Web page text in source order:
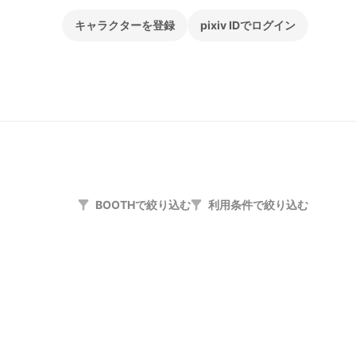
キャラクターを登録 pixiv IDでログイン
BOOTHで絞り込む 利用条件で絞り込む